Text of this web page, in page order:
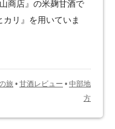
商店』の米麹甘酒で
リ』を用いていま
旅 • 甘酒レビュー • 中部地
方